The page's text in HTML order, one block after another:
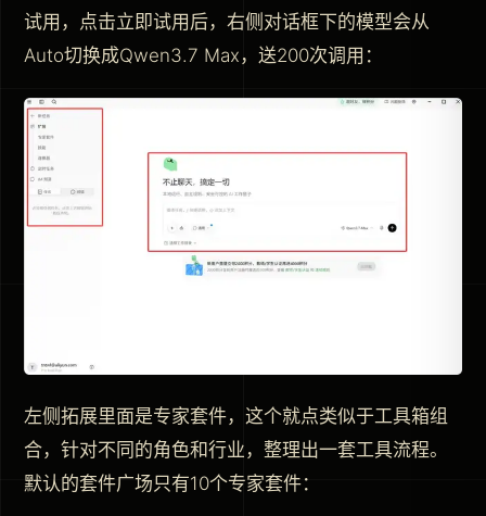
试用，点击立即试用后，右侧对话框下的模型会从
Auto切换成Qwen3.7 Max，送200次调用：
左侧拓展里面是专家套件，这个就点类似于工具箱组
合，针对不同的角色和行业，整理出一套工具流程。
默认的套件广场只有10个专家套件：